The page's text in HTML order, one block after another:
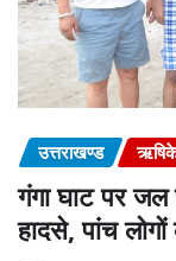
उत्तराखण्ड
गंगा घाट पर
हादसे, पांच